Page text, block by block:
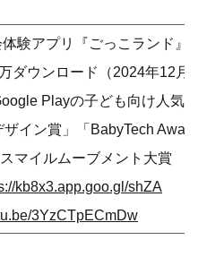
験アプリ『ごっこランド』
ダウンロード（2024年12月
Playの子ども向け人気
ザイン賞」「BabyTech
マイルムーブメント大賞
kb8x3.app.goo.gl/shZA
3YzCTpECmDw